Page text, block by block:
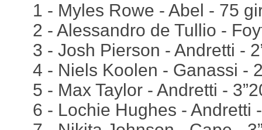
1 - Myles Rowe - Abel - 75
2 - Alessandro de Tullio -
3 - Josh Pierson - Andretti -
4 - Niels Koolen - Ganassi -
5 - Max Taylor - Andretti -
6 - Lochie Hughes - Andretti